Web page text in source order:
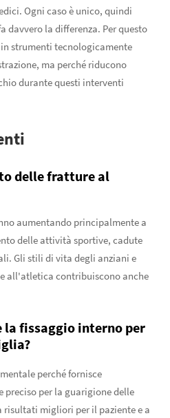
Ogni caso è unico, quindi
davvero la differenza. Per questo
strumenti tecnologicamente
ma perché riducono
durante questi interventi
delle fratture al
aumentando principalmente a
delle attività sportive, cadute
Gli stili di vita degli anziani e
all'atletica contribuiscono anche
la fissaggio interno per
perché fornisce
per la guarigione delle
migliori per il paziente e a